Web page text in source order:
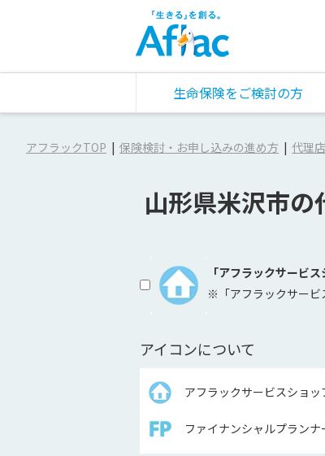
生命保険をご検討の方
アフラックTOP 保険検討・お申し込みの進め方 代理
山形県米沢市の
「アフラックサービ
※「アフラックサービ
アイコンについて
アフラックサービスショ
ファイナンシャルプランナ